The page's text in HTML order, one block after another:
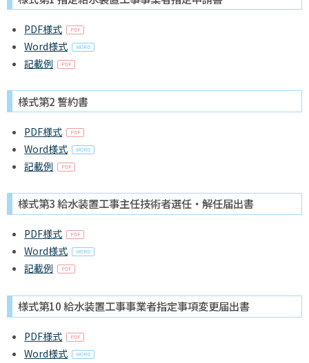
PDF様式
Word様式
記載例
様式第2 誓約書
PDF様式
Word様式
記載例
様式第3 給水装置工事主任技術者選任・解任届出書
PDF様式
Word様式
記載例
様式第10 給水装置工事事業者指定事項変更届出書
PDF様式
Word様式